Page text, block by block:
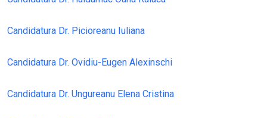
Candidatura Dr. Picioreanu Iuliana
Candidatura Dr. Ovidiu-Eugen Alexinschi
Candidatura Dr. Ungureanu Elena Cristina